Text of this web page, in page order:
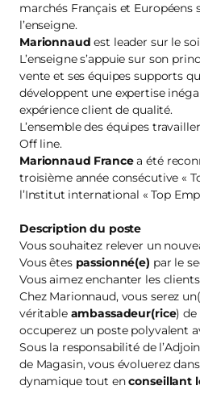
marchés Français et Européens
l’enseigne.
Marionnaudest leader sur le
L’enseigne s’appuie sur son
vente et ses équipes supports
développent une expertise
expérience client de qualité.
L’ensemble des équipes
Off line.
Marionnaud Francea été
troisième année consécutive «
l’Institut international « Top
Description du poste
Vous souhaitez relever un
Vous êtes passionné(e) par le
Vous aimez enchanter les
Chez Marionnaud, vous serez
véritable ambassadeur(rice) de
occuperez un poste polyvalent
Sous la responsabilité de
de Magasin, vous évoluerez
dynamique tout enconseillant